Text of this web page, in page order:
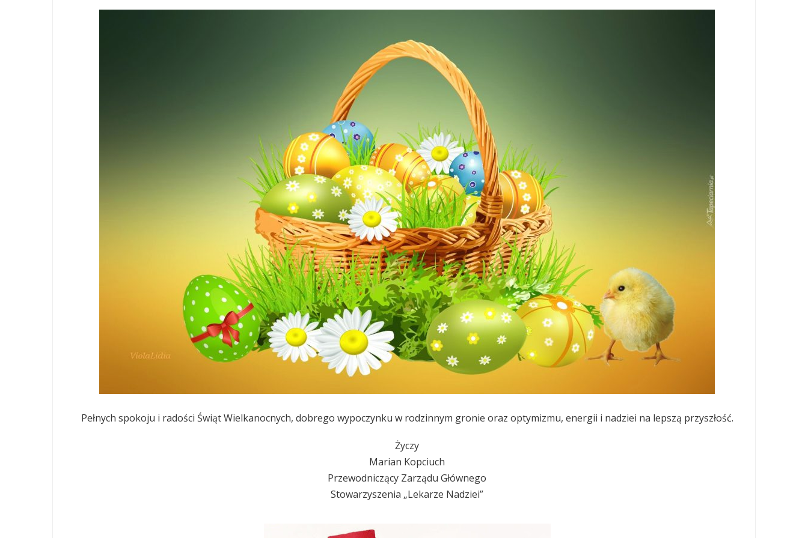
Pełnych spokoju i radości Świąt Wielkanocnych, dobrego wypoczynku w rodzinnym gronie oraz optymizmu, energii i nadziei na lepszą przyszłość.
Życzy
Marian Kopciuch
Przewodniczący Zarządu Głównego
Stowarzyszenia „Lekarze Nadziei”